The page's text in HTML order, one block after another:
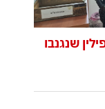
שנגנבו